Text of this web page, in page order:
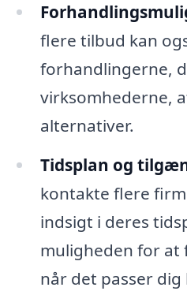
flere tilbud kan
forhandlingerne,
virksomhederne,
alternativer.
Tidsplan og
kontakte flere
indsigt i deres
muligheden for
når det passer dig